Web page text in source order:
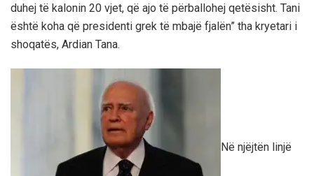
duhej të kalonin 20 vjet, që ajo të përballohej qetësisht. Tani
është koha që presidenti grek të mbajë fjalën” tha kryetari i
shoqatës, Ardian Tana.
Në njëjtën linjë